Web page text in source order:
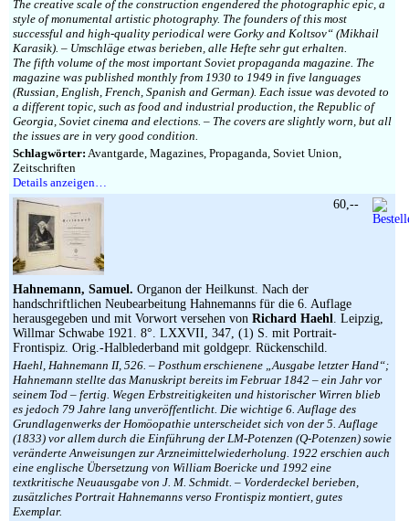
The creative scale of the construction engendered the photographic epic, a
style of monumental artistic photography. The founders of this most
successful and high-quality periodical were Gorky and Koltsov“ (Mikhail
Karasik). – Umschläge etwas berieben, alle Hefte sehr gut erhalten.
The fifth volume of the most important Soviet propaganda magazine. The
magazine was published monthly from 1930 to 1949 in five languages
(Russian, English, French, Spanish and German). Each issue was devoted to
a different topic, such as food and industrial production, the Republic of
Georgia, Soviet cinema and elections. – The covers are slightly worn, but all
the issues are in very good condition.
Schlagwörter: Avantgarde, Magazines, Propaganda, Soviet Union,
Zeitschriften
Details anzeigen…
Hahnemann, Samuel. Organon der Heilkunst. Nach der
handschriftlichen Neubearbeitung Hahnemanns für die 6. Auflage
herausgegeben und mit Vorwort versehen von Richard Haehl. Leipzig,
Willmar Schwabe 1921. 8°. LXXVII, 347, (1) S. mit Portrait-
Frontispiz. Orig.-Halblederband mit goldgepr. Rückenschild.
Haehl, Hahnemann II, 526. – Posthum erschienene „Ausgabe letzter Hand“;
Hahnemann stellte das Manuskript bereits im Februar 1842 – ein Jahr vor
seinem Tod – fertig. Wegen Erbstreitigkeiten und historischer Wirren blieb
es jedoch 79 Jahre lang unveröffentlicht. Die wichtige 6. Auflage des
Grundlagenwerks der Homöopathie unterscheidet sich von der 5. Auflage
(1833) vor allem durch die Einführung der LM-Potenzen (Q-Potenzen) sowie
veränderte Anweisungen zur Arzneimittelwiederholung. 1922 erschien auch
eine englische Übersetzung von William Boericke und 1992 eine
textkritische Neuausgabe von J. M. Schmidt. – Vorderdeckel berieben,
zusätzliches Portrait Hahnemanns verso Frontispiz montiert, gutes
Exemplar.
60,--